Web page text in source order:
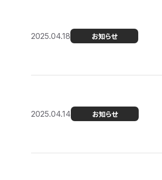
2025.04.18 お知らせ
2025.04.14 お知らせ